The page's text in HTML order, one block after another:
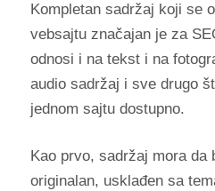
Kompletan sadržaj koji se
vebsajtu značajan je za
odnosi i na tekst i na
audio sadržaj i sve drugo
jednom sajtu dostupno.
Kao prvo, sadržaj mora
originalan, usklađen sa